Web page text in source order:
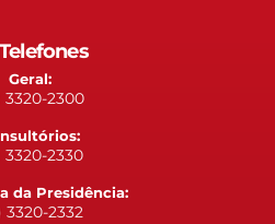
Telefones
Geral:
3320-2300
3320-2330
da Presidência:
3320-2332